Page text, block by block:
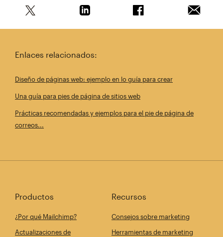
Enlaces relacionados:
Diseño de páginas web: ejemplo en lo guía para crear
Una guía para pies de página de sitios web
Prácticas recomendadas y ejemplos para el pie de página de
correos...
Productos
¿Por qué Mailchimp?
Actualizaciones de
Recursos
Consejos sobre marketing
Herramientas de marketing